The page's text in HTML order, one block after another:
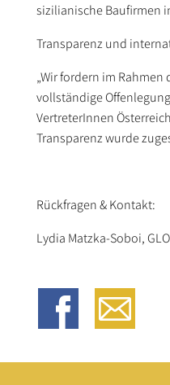
sizilianische Baufirmen
Transparenz und
„Wir fordern im
vollständige
VertreterInnen
Transparenz wurde
Rückfragen & Kontakt:
Lydia Matzka-Soboi,